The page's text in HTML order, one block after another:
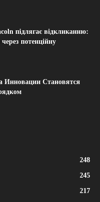
підлягає відкликанню:
потенційну
Инновации Становятся
248
245
217